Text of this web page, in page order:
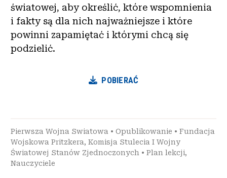
światowej, aby określić, które wspomnienia
i fakty są dla nich najważniejsze i które
powinni zapamiętać i którymi chcą się
podzielić.
POBIERAĆ
Pierwsza Wojna Swiatowa • Opublikowanie • Fundacja
Wojskowa Pritzkera, Komisja Stulecia I Wojny
Światowej Stanów Zjednoczonych • Plan lekcji,
Nauczyciele